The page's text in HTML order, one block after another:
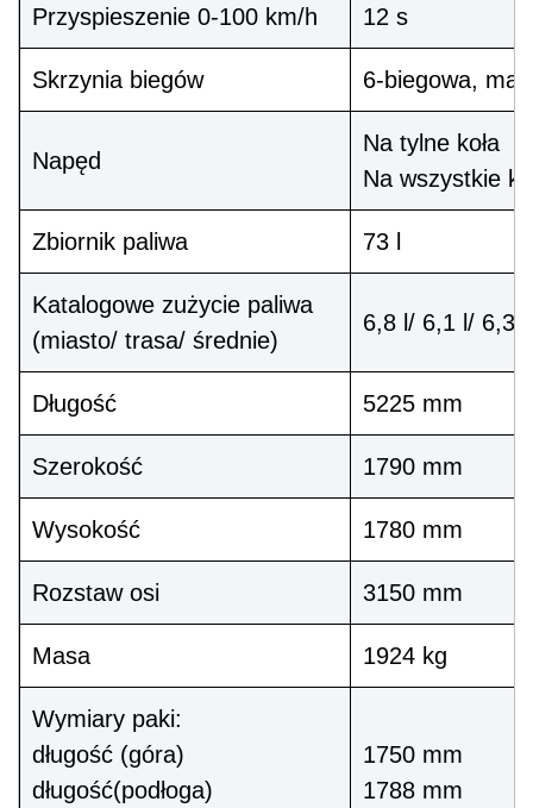
Przyspieszenie 0-100 km/h 12 s
Skrzynia biegów 6-biegowa,
Napęd
Na tylne koła
Na wszystkie
Zbiornik paliwa 73 l
Katalogowe zużycie paliwa
(miasto/ trasa/ średnie)
6,8 l/ 6,1 l/ 6,3 l
Długość 5225 mm
Szerokość 1790 mm
Wysokość 1780 mm
Rozstaw osi 3150 mm
Masa 1924 kg
Wymiary paki:
długość (góra)
długość(podłoga)
1750 mm
1788 mm